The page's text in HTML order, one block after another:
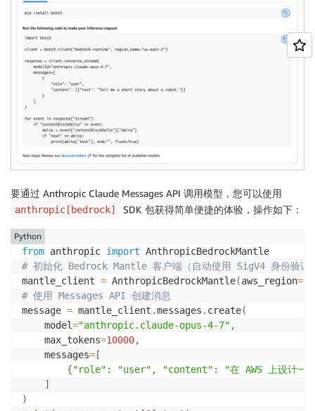
要通过 Anthropic Claude Messages API 调用模型，您可以使用
anthropic[bedrock] SDK 包获得简单便捷的体验，操作如下：
from anthropic import
# 初始化 Bedrock Mantle 客户端（自动使用 SigV4 身份验证
mantle_client = AnthropicBedrockMantle(aws_region=
# 使用 Messages API 创建消息
message = mantle_client .messages . create(
    model
="anthropic.claude-opus-4-7" ,
    max_tokens
=10000,
    messages
= [
{"role" : "user" , "content" :
"在 AWS 上设计一
]
)
Python